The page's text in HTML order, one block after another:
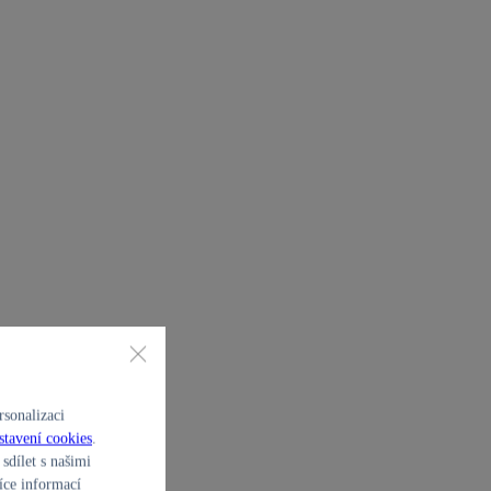
cookies.
s našimi
informací